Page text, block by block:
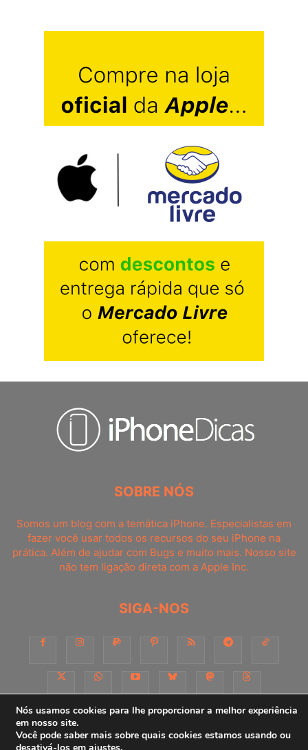
SOBRE NÓS
Somos um blog com a temática iPhone. Especialistas em
fazer você usar todos os recursos do seu iPhone na
prática. Além de ajudar com Bugs e muito mais. Nosso site
não tem ligação direta com a Apple Inc.
SIGA-NOS
Sobre Contato Apoie-nos!
Nós usamos cookies para lhe proporcionar a melhor experiência
em nosso site.
Você pode saber mais sobre quais cookies estamos usando ou